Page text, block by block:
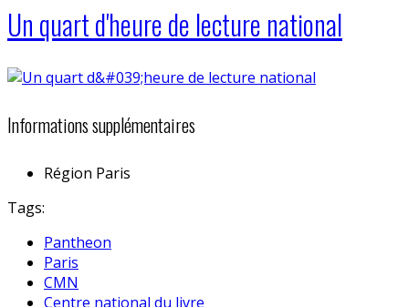
Un quart d'heure de lecture national
Informations supplémentaires
Région Paris
Tags:
Pantheon
Paris
CMN
Centre national du livre